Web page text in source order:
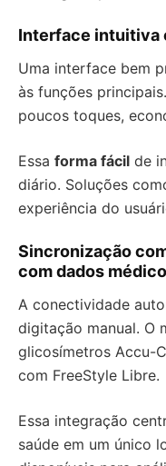
Interface intuitiva
Uma interface bem
às funções
poucos toques,
Essa forma fácil de
diário. Soluções
experiência do
Sincronização
com dados
A conectividade
digitação manual. O
glicosímetros Accu-
com FreeStyle Libre.
Essa integração
saúde em um único